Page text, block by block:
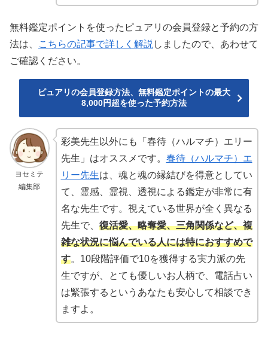
無料鑑定ポイントを使ったピュアリの会員登録と予約の方
法は、
こちらの記事で詳しく解説 しましたので、あわせて
ご確認ください。
ピュアリの会員登録方法、無料鑑定ポイントの最大
8,000円超を使った予約方法
ヨセミテ
編集部
彩美先生以外にも「春待（ハルマチ）エリー
先生」はオススメです。 春待（ハルマチ）エ
リー先生は、魂と魂の縁結びを得意としてい
て、霊感、霊視、透視による鑑定が非常に有
名な先生です。視えている世界が全く異なる
先生で、 復活愛、略奪愛、三角関係など、複
雑な状況に悩んでいる人には特におすすめで
す。10段階評価で10を獲得する実力派の先
生ですが、とても優しいお人柄で、電話占い
は緊張するというあなたも安心して相談でき
ますよ。